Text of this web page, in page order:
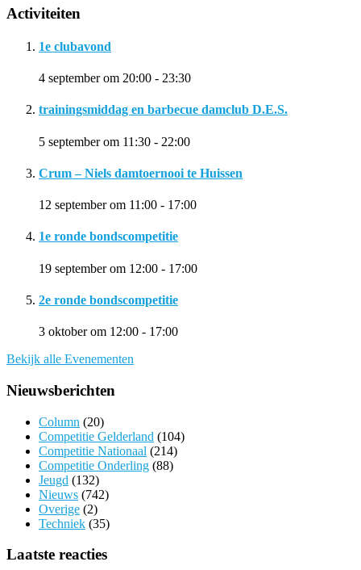
Activiteiten
1e clubavond
4 september om 20:00 - 23:30
trainingsmiddag en barbecue damclub D.E.S.
5 september om 11:30 - 22:00
Crum – Niels damtoernooi te Huissen
12 september om 11:00 - 17:00
1e ronde bondscompetitie
19 september om 12:00 - 17:00
2e ronde bondscompetitie
3 oktober om 12:00 - 17:00
Bekijk alle Evenementen
Nieuwsberichten
Column (20)
Competitie Gelderland (104)
Competitie Nationaal (214)
Competitie Onderling (88)
Jeugd (132)
Nieuws (742)
Overige (2)
Techniek (35)
Laatste reacties